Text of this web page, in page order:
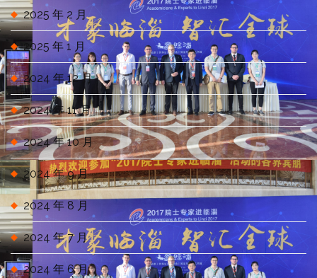
2025 年 2 月
2025 年 1 月
2024 年 12 月
2024 年 11 月
2024 年 10 月
2024 年 9 月
2024 年 8 月
2024 年 7 月
2024 年 6 月